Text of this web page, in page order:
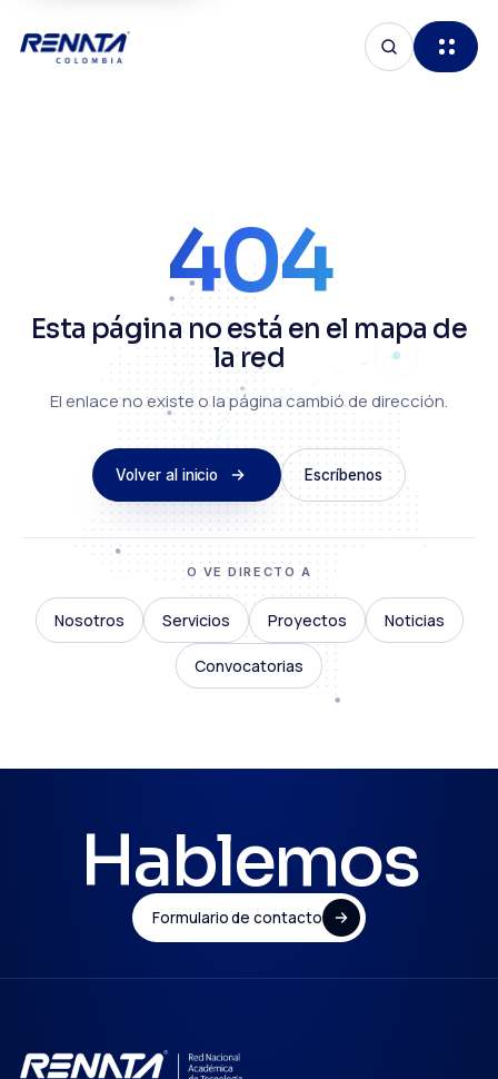
404
Esta página no está en el mapa de
la red
El enlace no existe o la página cambió de dirección.
Volver al inicio Escríbenos
O VE DIRECTO A
Nosotros Servicios Proyectos Noticias
Convocatorias
Hablemos
Formulario de contacto